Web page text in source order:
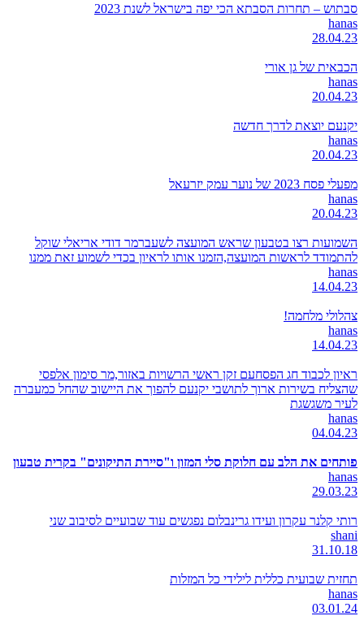
סבתוש – תחרות הסבתא הכי יפה בישראל לשנת 2023
hanas
28.04.23
הכבאית של גן אורי
hanas
20.04.23
יקנעם יוצאת לדרך חדשה
hanas
20.04.23
מפעלי פסח 2023 של נוער עמק יזרעאל
hanas
20.04.23
השמועות רצו בטבעון שראש המועצה לשעברמר דודי אריאלי שוקל
להתמודד לראשות המועצה,הזמנו אותו לראיון בכדי לשמוע זאת ממנו
hanas
14.04.23
צהלולי מלחמה!
hanas
14.04.23
ראיון לכבוד חג הפסחעם זקן ראשי הרשויות באזור,מר סימון אלפסי
שהצליח בשירות ארוך לתושבי יקנעם להפוך את היישוב שהחל כמעברה
לעיר משגשגת
hanas
04.04.23
פותחים את הלב עם חלוקת סלי המזון ו"סיירת התיקונים" בקרית טבעון
hanas
29.03.23
רותי קלנר עקרון ועידו גרינבלום נפגשים עוד שבועיים לסיבוב שני
shani
31.10.18
תחזית שבועית כללית לילידי כל המזלות
hanas
03.01.24